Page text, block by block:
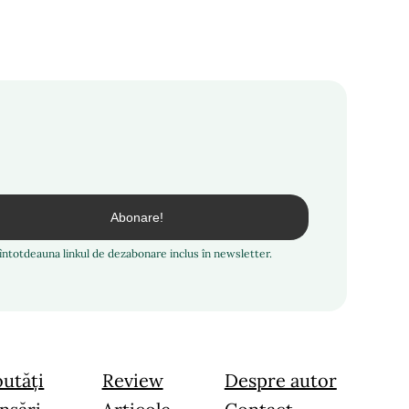
linkul de dezabonare inclus în newsletter.
Review
Despre autor